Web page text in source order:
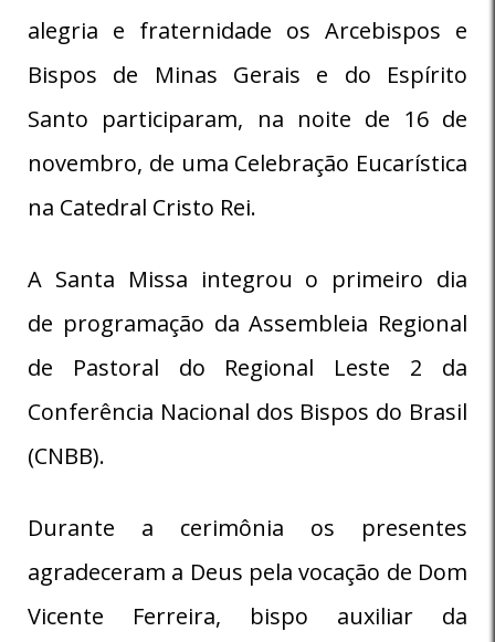
alegria e fraternidade os Arcebispos e
Bispos de Minas Gerais e do Espírito
Santo participaram, na noite de 16 de
novembro, de uma Celebração Eucarística
na Catedral Cristo Rei.
A Santa Missa integrou o primeiro dia
de programação da Assembleia Regional
de Pastoral do Regional Leste 2 da
Conferência Nacional dos Bispos do Brasil
(CNBB).
Durante a cerimônia os presentes
agradeceram a Deus pela vocação de Dom
Vicente Ferreira, bispo auxiliar da